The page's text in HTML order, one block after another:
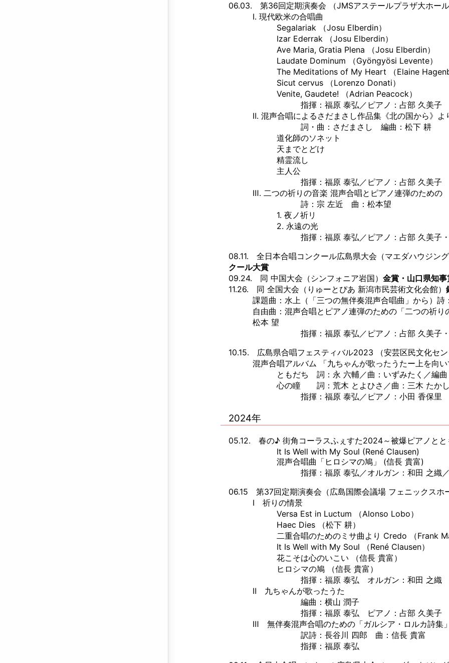
06.03. 第36回定期演奏会 （JMSアステールプラザ大ホール
Ⅰ. 現代欧米の合唱曲
Segalariak （Josu Elberdin）
Izar Ederrak （Josu Elberdin）
Ave Maria, Gratia Plena （Josu Elberdin）
Laudate Dominum （Gyöngyösi Levente）
The Meditations of My Heart （Elaine
Sicut cervus （Lorenzo Donati）
Venite, Gaudete! （Adrian Peacock）
指揮：福原 泰弘／ピアノ：占部 久美子
Ⅱ. 混声合唱によるさだまさし作品集《北の国から》よ
詞・曲：さだまさし 編曲：松下 耕
道化師のソネット
天までとどけ
精霊流し
主人公
指揮：福原 泰弘／ピアノ：占部 久美子
Ⅲ. 二つの祈りの音楽 混声合唱とピアノ連弾のための
詩：宗 左近 曲：松本望
1. 夜ノ祈リ
2. 永遠の光
指揮：福原 泰弘／ピアノ：占部 久美子
08.11. 全日本合唱コンクール広島県大会（マエダハウジン
クール大賞
09.24. 同 中国大会（シンフォニア岩国） 金賞・山口県知事
11.26. 同 全国大会（りゅーとぴあ 新潟市民芸術文化会館）
課題曲： 水上（「三つの無伴奏混声合唱曲」から）
自由曲：混声合唱とピアノ連弾のための「二つの祈
松本 望
指揮：福原 泰弘／ピアノ：占部 久美子
10.15. 広島県合唱フェスティバル2023 （安芸区民文化セ
混声合唱アルバム 「九ちゃんが歌ったうたー上を向
ともだち 詞：永 六輔／曲：いずみたく／編曲
心の瞳 詞：荒木 とよひさ／曲：三木 たかし
指揮：福原 泰弘／ピアノ：小田 香保里
2024年
05.12. 春の♪ 街角コーラスふぇすた2024～被爆ピアノとと
It Is Well with My Soul (René Clausen)
混声合唱曲「ヒロシマの鳩」 (信長 貴富)
指揮：福原 泰弘／オルガン：和田 之織
06.15 第37回定期演奏会（広島国際会議場 フェニックスホ
Ⅰ 祈りの情景
Versa Est in Luctum （Alonso Lobo）
Haec Dies （松下 耕）
二重合唱のためのミサ曲より Credo （Frank
It Is Well with My Soul （René Clausen）
花こそは心のいこい （信長 貴富）
ヒロシマの鳩 （信長 貴富）
指揮：福原 泰弘 オルガン：和田 之織
Ⅱ 九ちゃんが歌ったうた
編曲：横山 潤子
指揮：福原 泰弘 ピアノ：占部 久美子
Ⅲ 無伴奏混声合唱のための「ガルシア・ロルカ詩集」
訳詩：長谷川 四郎 曲：信長 貴富
指揮：福原 泰弘